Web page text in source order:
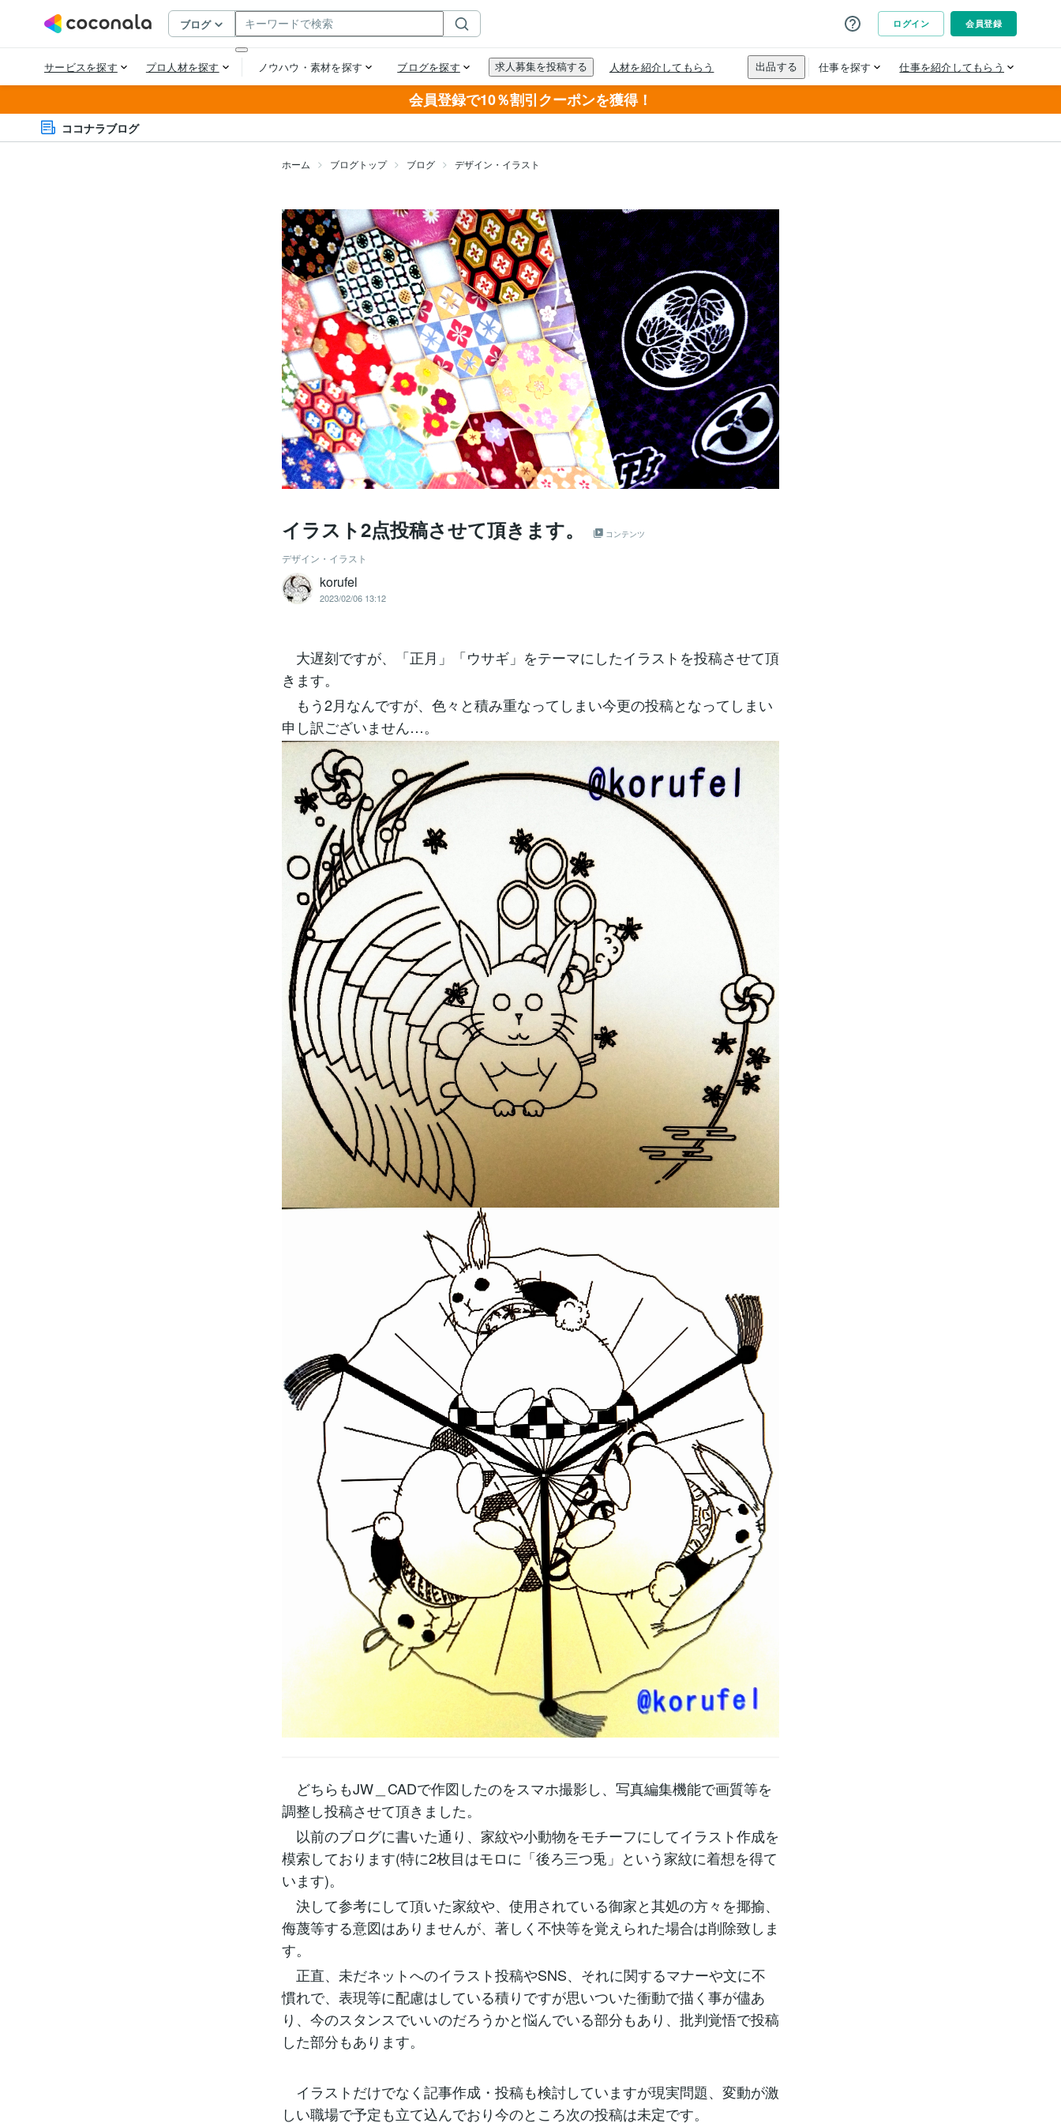
会員登録で10％割引クーポンを獲得！
ココナラブログ
ホーム ブログトップ ブログ デザイン・イラスト
イラスト2点投稿させて頂きます。 コンテンツ
デザイン・イラスト
korufel
2023/02/06 13:12
大遅刻ですが、「正月」「ウサギ」をテーマにしたイラストを投稿させて頂
きます。
もう2月なんですが、色々と積み重なってしまい今更の投稿となってしまい
申し訳ございません…。
どちらもJW＿CADで作図したのをスマホ撮影し、写真編集機能で画質等を
調整し投稿させて頂きました。
以前のブログに書いた通り、家紋や小動物をモチーフにしてイラスト作成を
模索しております(特に2枚目はモロに「後ろ三つ兎」という家紋に着想を得て
います)。
決して参考にして頂いた家紋や、使用されている御家と其処の方々を揶揄、
侮蔑等する意図はありませんが、著しく不快等を覚えられた場合は削除致しま
す。
正直、未だネットへのイラスト投稿やSNS、それに関するマナーや文に不
慣れで、表現等に配慮はしている積りですが思いついた衝動で描く事が儘あ
り、今のスタンスでいいのだろうかと悩んでいる部分もあり、批判覚悟で投稿
した部分もあります。
イラストだけでなく記事作成・投稿も検討していますが現実問題、変動が激
しい職場で予定も立て込んでおり今のところ次の投稿は未定です。